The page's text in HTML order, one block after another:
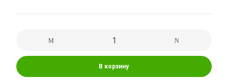
В корзину